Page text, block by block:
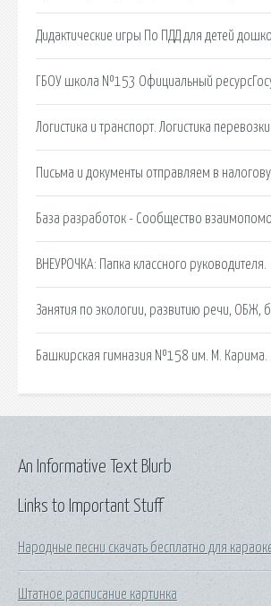
Дидактические игры По ПДД для детей
ГБОУ школа №153 Официальный
Логистика и транспорт. Логистика перевозки
Письма и документы отправляем в
База разработок - Сообщество
ВНЕУРОЧКА: Папка классного руководителя.
Занятия по экологии, развитию речи, ОБЖ,
Башкирская гимназия №158 им. М. Карима.
Links to Important Stuff
Народные песни скачать бесплатно для
Штатное расписание картинка
An Informative Text Blurb